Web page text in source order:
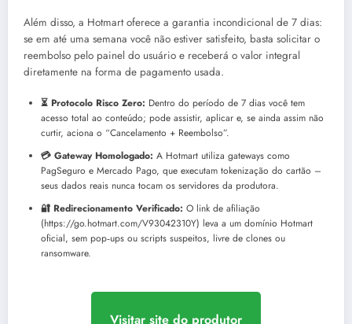
Além disso, a Hotmart oferece a garantia incondicional de 7 dias:
se em até uma semana você não estiver satisfeito, basta solicitar o
reembolso pelo painel do usuário e receberá o valor integral
diretamente na forma de pagamento usada.
⏳ Protocolo Risco Zero: Dentro do período de 7 dias você tem
acesso total ao conteúdo; pode assistir, aplicar e, se ainda assim não
curtir, aciona o “Cancelamento + Reembolso”.
💳 Gateway Homologado: A Hotmart utiliza gateways como
PagSeguro e Mercado Pago, que executam tokenização do cartão –
seus dados reais nunca tocam os servidores da produtora.
🔐 Redirecionamento Verificado: O link de afiliação
(https://go.hotmart.com/V93042310Y) leva a um domínio Hotmart
oficial, sem pop‑ups ou scripts suspeitos, livre de clones ou
ransomware.
Visitar site do produtor